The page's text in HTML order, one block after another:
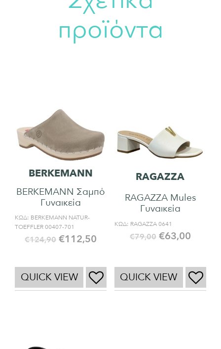
προϊόντα
BERKEMANN
BERKEMANN Σαμπό
Γυναικεία
ΚΩΔ: BERKEMANN NATUR-
TOEFFLER 00407-701
€124,90 €112,50
QUICK VIEW
RAGAZZA
RAGAZZA Mules
Γυναικεία
ΚΩΔ: RAGAZZA 0641
€79,00 €63,00
QUICK VIEW